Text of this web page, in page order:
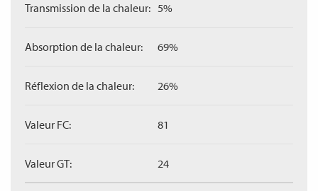
Transmission de la chaleur: 5%
Absorption de la chaleur: 69%
Réflexion de la chaleur: 26%
Valeur FC: 81
Valeur GT: 24